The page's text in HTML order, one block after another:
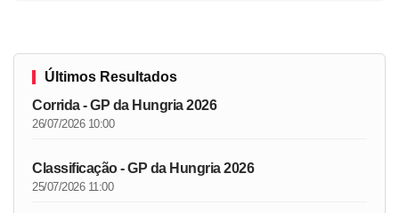
Últimos Resultados
Corrida - GP da Hungria 2026
26/07/2026 10:00
Classificação - GP da Hungria 2026
25/07/2026 11:00